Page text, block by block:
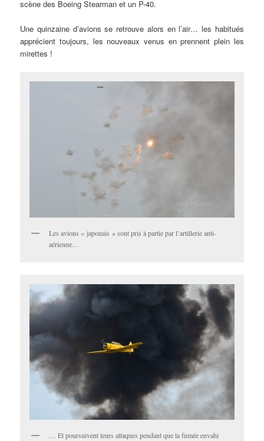
scène des Boeing Stearman et un P-40.
Une quinzaine d’avions se retrouve alors en l’air… les habitués
apprécient toujours, les nouveaux venus en prennent plein les
mirettes !
Les avions « japonais » sont pris à partie par l’artillerie anti-
aérienne…
… Et poursuivent leurs attaques pendant que la fumée envahi